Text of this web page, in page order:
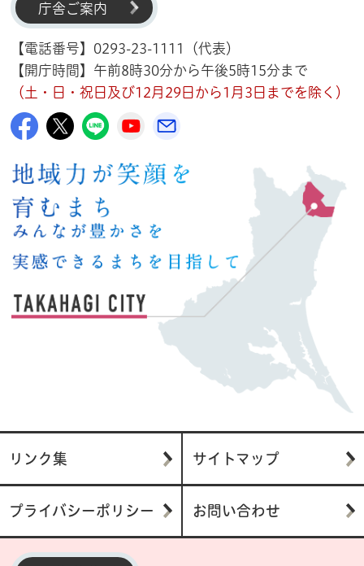
庁舎ご案内
【電話番号】0293-23-1111（代表）
【開庁時間】午前8時30分から午後5時15分まで
（土・日・祝日及び12月29日から1月3日までを除く）
高萩市公式Facebook
高萩市公式X
高萩市公式LINE
高萩市YouTube公式チャンネル
リンク集 サイトマップ
プライバシーポリシー お問い合わせ